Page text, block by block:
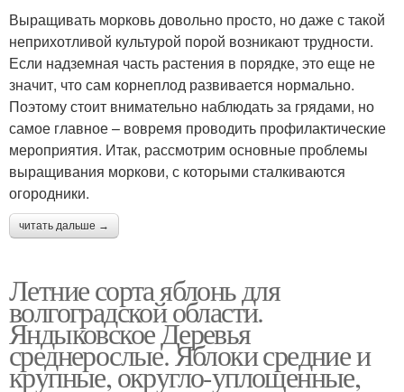
Выращивать морковь довольно просто, но даже с такой
неприхотливой культурой порой возникают трудности.
Если надземная часть растения в порядке, это еще не
значит, что сам корнеплод развивается нормально.
Поэтому стоит внимательно наблюдать за грядами, но
самое главное – вовремя проводить профилактические
мероприятия. Итак, рассмотрим основные проблемы
выращивания моркови, с которыми сталкиваются
огородники.
читать дальше →
Летние сорта яблонь для
волгоградской области.
Яндыковское Деревья
среднерослые. Яблоки средние и
крупные, округло-уплощенные,